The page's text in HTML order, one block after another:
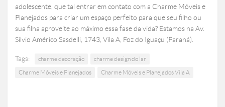
adolescente, que tal entrar em contato com a Charme Móveis e
Planejados para criar um espaço perfeito para que seu filho ou
sua filha aproveite ao máximo essa fase da vida? Estamos na Av.
Silvio Américo Sasdelli, 1743, Vila A, Foz do Iguaçu (Paraná).
Tags: charme decoração charme design do lar
Charme Móveis e Planejados Charme Móveis e Planejados Vila A